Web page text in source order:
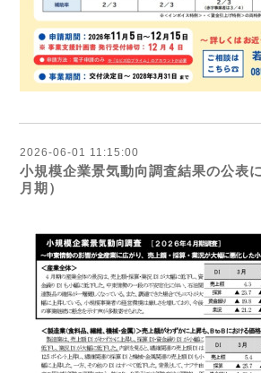
2026-06-01 11:15:00
小規模企業景気動向調査結果の公表
月期）